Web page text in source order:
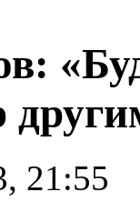
21:55